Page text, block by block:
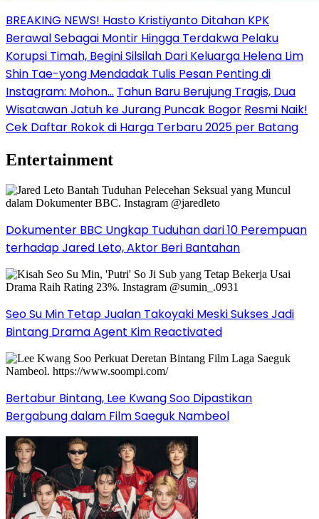
BREAKING NEWS! Hasto Kristiyanto Ditahan KPK
Berawal Sebagai Montir Hingga Terdakwa Pelaku
Korupsi Timah, Begini Silsilah Dari Keluarga Helena Lim
Shin Tae-yong Mendadak Tulis Pesan Penting di
Instagram: Mohon… Tahun Baru Berujung Tragis, Dua
Wisatawan Jatuh ke Jurang Puncak Bogor Resmi Naik!
Cek Daftar Rokok di Harga Terbaru 2025 per Batang
Entertainment
Dokumenter BBC Ungkap Tuduhan dari 10 Perempuan
terhadap Jared Leto, Aktor Beri Bantahan
Seo Su Min Tetap Jualan Takoyaki Meski Sukses Jadi
Bintang Drama Agent Kim Reactivated
Bertabur Bintang, Lee Kwang Soo Dipastikan
Bergabung dalam Film Saeguk Nambeol